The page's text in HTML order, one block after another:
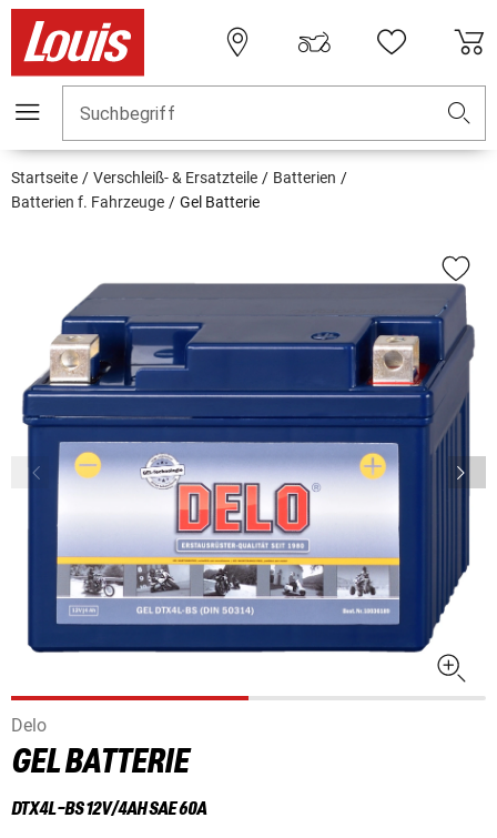
Suchbegriff
Startseite Verschleiß- & Ersatzteile
Batterien
Batterien f. Fahrzeuge
Gel Batterie
Delo
GEL BATTERIE
DTX4L-BS 12V/4AH SAE 60A